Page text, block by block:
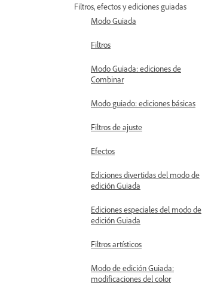
Filtros, efectos y ediciones guiadas
Modo Guiada
Filtros
Modo Guiada: ediciones de
Combinar
Modo guiado: ediciones básicas
Filtros de ajuste
Efectos
Ediciones divertidas del modo de
edición Guiada
Ediciones especiales del modo de
edición Guiada
Filtros artísticos
Modo de edición Guiada:
modificaciones del color